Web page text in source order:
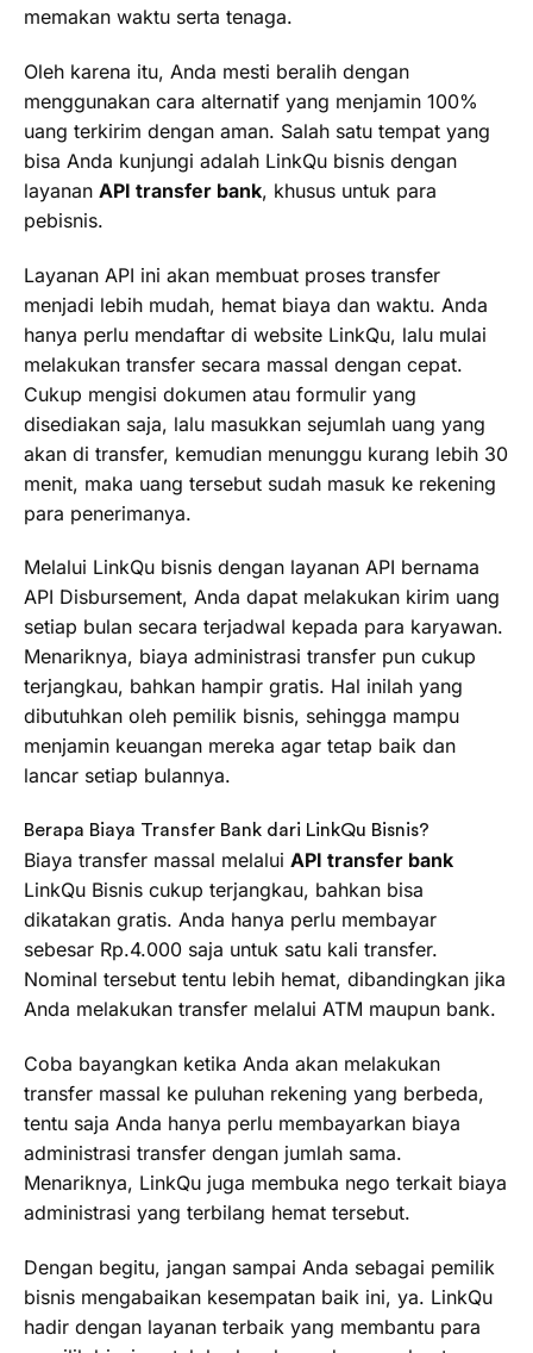
memakan waktu serta tenaga.
Oleh karena itu, Anda mesti beralih dengan
menggunakan cara alternatif yang menjamin 100%
uang terkirim dengan aman. Salah satu tempat yang
bisa Anda kunjungi adalah LinkQu bisnis dengan
layanan API transfer bank, khusus untuk para
pebisnis.
Layanan API ini akan membuat proses transfer
menjadi lebih mudah, hemat biaya dan waktu. Anda
hanya perlu mendaftar di website LinkQu, lalu mulai
melakukan transfer secara massal dengan cepat.
Cukup mengisi dokumen atau formulir yang
disediakan saja, lalu masukkan sejumlah uang yang
akan di transfer, kemudian menunggu kurang lebih 30
menit, maka uang tersebut sudah masuk ke rekening
para penerimanya.
Melalui LinkQu bisnis dengan layanan API bernama
API Disbursement, Anda dapat melakukan kirim uang
setiap bulan secara terjadwal kepada para karyawan.
Menariknya, biaya administrasi transfer pun cukup
terjangkau, bahkan hampir gratis. Hal inilah yang
dibutuhkan oleh pemilik bisnis, sehingga mampu
menjamin keuangan mereka agar tetap baik dan
lancar setiap bulannya.
Berapa Biaya Transfer Bank dari LinkQu Bisnis?
Biaya transfer massal melalui API transfer bank
LinkQu Bisnis cukup terjangkau, bahkan bisa
dikatakan gratis. Anda hanya perlu membayar
sebesar Rp.4.000 saja untuk satu kali transfer.
Nominal tersebut tentu lebih hemat, dibandingkan jika
Anda melakukan transfer melalui ATM maupun bank.
Coba bayangkan ketika Anda akan melakukan
transfer massal ke puluhan rekening yang berbeda,
tentu saja Anda hanya perlu membayarkan biaya
administrasi transfer dengan jumlah sama.
Menariknya, LinkQu juga membuka nego terkait biaya
administrasi yang terbilang hemat tersebut.
Dengan begitu, jangan sampai Anda sebagai pemilik
bisnis mengabaikan kesempatan baik ini, ya. LinkQu
hadir dengan layanan terbaik yang membantu para